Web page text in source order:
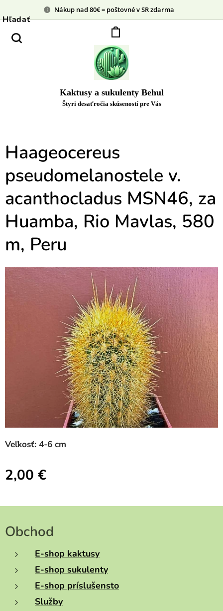
Nákup nad 80€ = poštovné v SR zdarma
Kaktusy a sukulenty Behul
Štyri desaťročia skúseností pre Vás
Hľadať
Haageocereus
pseudomelanostele v.
acanthocladus MSN46, za
Huamba, Rio Mavlas, 580
m, Peru
Veľkosť: 4-6 cm
2,00 €
Obchod
E-shop kaktusy
E-shop sukulenty
E-shop príslušensto
Služby